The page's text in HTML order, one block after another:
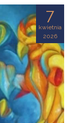
7
kwietnia
2026